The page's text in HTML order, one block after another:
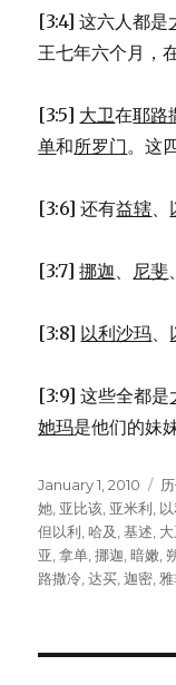
[3:4] 这六人都是
王七年六个月，
[3:5] 大卫在耶路
单和所罗门。这
[3:6] 还有益辖、
[3:7]挪迦、 尼斐
[3:8] 以利沙玛、
[3:9] 这些全都是
她玛是他们的妹妹
Posted
on
January 1, 2010
她 亚比该 亚米利
但以利 ,哈及 ,基述 大
亚 ,拿单 ,挪迦 ,暗嫩 ,
路撒冷 ,达买 ,迦密